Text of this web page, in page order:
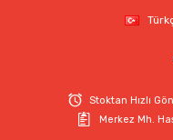
Stoktan Hızlı
Merkez Mh.